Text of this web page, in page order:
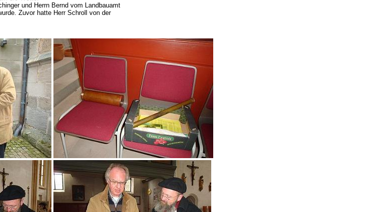
und Herrn Bernd vom Landbauamt
Zuvor hatte Herr Schroll von der